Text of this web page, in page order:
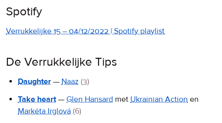
Spotify
Verrukkelijke 15 – 04/12/2022 | Spotify playlist
De Verrukkelijke Tips
Daughter — Naaz (3)
Take heart— Glen Hansard met Ukrainian Action en
Markéta Irglová (6)